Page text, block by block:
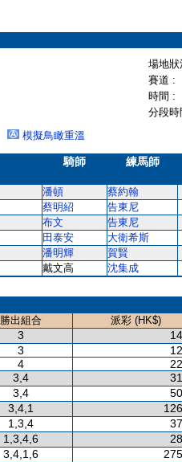
場地
賽道 :
時間 :
分段
模擬鳥瞰重溫
騎師 練馬師
潘頓 蔡約翰
蔡明紹 告東尼
布文 告東尼
田泰安 大衛希斯
潘明輝 賀賢
戴文高
沈集成
勝出組合
派彩 (HK$)
3
3
4
3,4
3,4
3,4,1
1,3,4
1,3,4,6
3,4,1,6